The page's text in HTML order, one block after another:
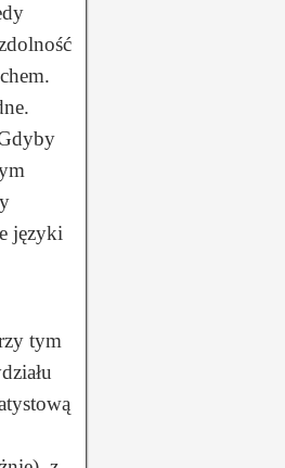
języki
tym